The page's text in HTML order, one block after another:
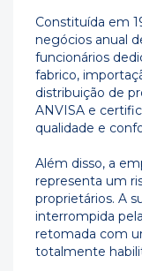
Constituída em
negócios anual
funcionários
fabrico,
distribuição de
ANVISA e
qualidade e
Além disso, a
representa um
proprietários. A
interrompida
retomada com
totalmente